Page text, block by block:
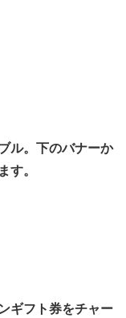
ル。下のバナーか
す。
ギフト券をチャー